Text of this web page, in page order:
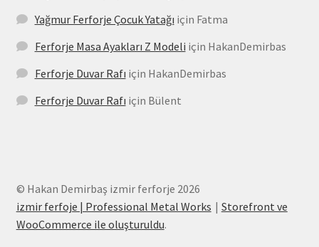
Yağmur Ferforje Çocuk Yatağı için Fatma
Ferforje Masa Ayakları Z Modeli için HakanDemirbas
Ferforje Duvar Rafı için HakanDemirbas
Ferforje Duvar Rafı için Bülent
© Hakan Demirbaş izmir ferforje 2026
izmir ferfoje | Professional Metal Works
Storefront ve
WooCommerce ile oluşturuldu.